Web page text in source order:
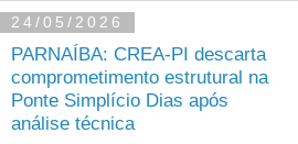
24/05/2026
PARNAÍBA: CREA-PI descarta
comprometimento estrutural na
Ponte Simplício Dias após
análise técnica